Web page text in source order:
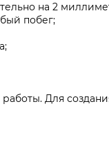
на 2
побег;
Для